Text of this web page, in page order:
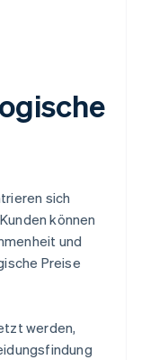
sich
können
und
Preise
werden,